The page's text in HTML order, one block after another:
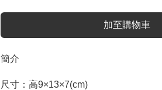
加至購物車
簡介
尺寸：高9×13×7(cm)